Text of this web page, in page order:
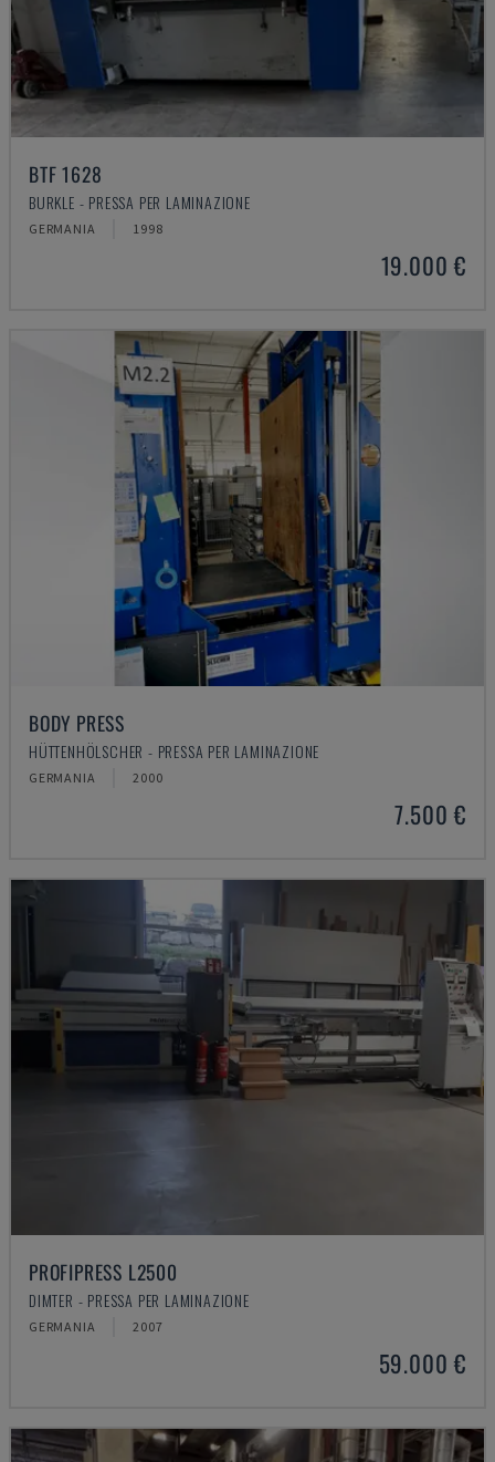
BTF 1628
BURKLE - PRESSA PER LAMINAZIONE
GERMANIA 1998
19.000 €
BODY PRESS
HÜTTENHÖLSCHER - PRESSA PER LAMINAZIONE
GERMANIA 2000
7.500 €
PROFIPRESS L2500
DIMTER - PRESSA PER LAMINAZIONE
GERMANIA 2007
59.000 €